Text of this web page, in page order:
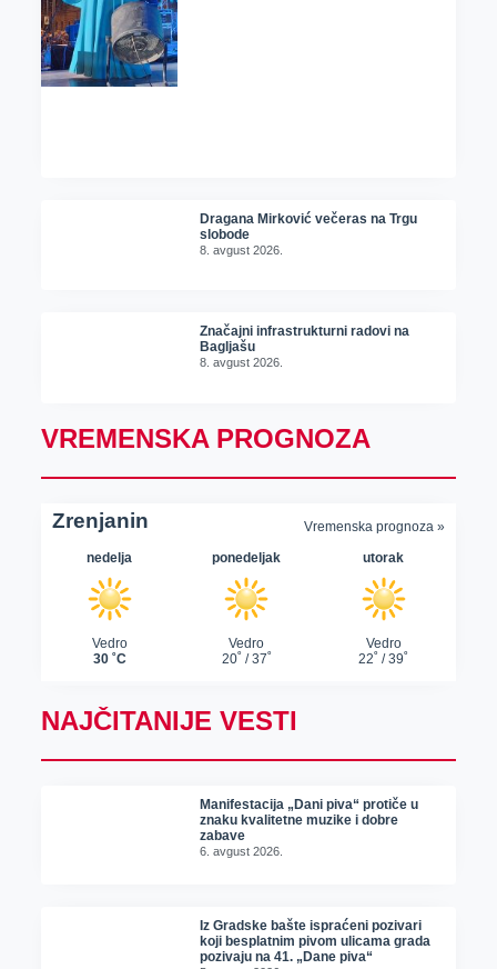
Dragana Mirković večeras na Trgu
slobode
8. avgust 2026.
Značajni infrastrukturni radovi na
Bagljašu
8. avgust 2026.
VREMENSKA PROGNOZA
NAJČITANIJE VESTI
Manifestacija „Dani piva“ protiče u
znaku kvalitetne muzike i dobre
zabave
6. avgust 2026.
Iz Gradske bašte ispraćeni pozivari
koji besplatnim pivom ulicama grada
pozivaju na 41. „Dane piva“